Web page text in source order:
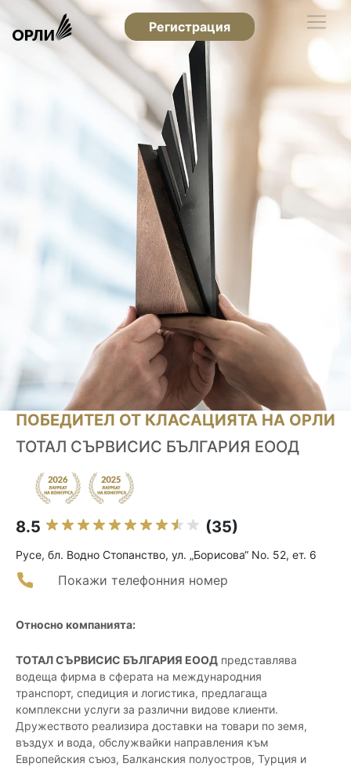
Регистрация
ПОБЕДИТЕЛ ОТ КЛАСАЦИЯТА НА ОРЛИ
ТОТАЛ СЪРВИСИС БЪЛГАРИЯ ЕООД
8.5 (35)
Русе, бл. Водно Стопанство, ул. „Борисова“ No. 52, ет. 6
Покажи телефонния номер
Относно компанията:
ТОТАЛ СЪРВИСИС БЪЛГАРИЯ ЕООД представлява
водеща фирма в сферата на международния
транспорт, спедиция и логистика, предлагаща
комплексни услуги за различни видове клиенти.
Дружеството реализира доставки на товари по земя,
въздух и вода, обслужвайки направления към
Европейския съюз, Балканския полуостров, Турция и